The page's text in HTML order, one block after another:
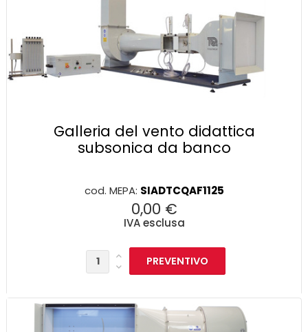
Galleria del vento didattica
subsonica da banco
cod. MEPA: SIADTCQAF1125
0,00 €
IVA esclusa